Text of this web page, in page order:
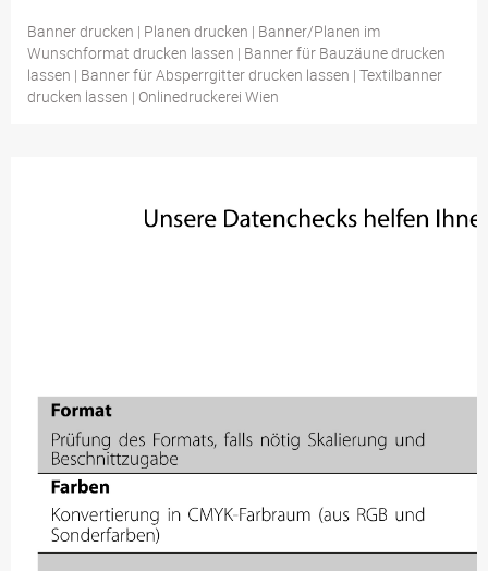
Banner drucken | Planen drucken | Banner/Planen im
Wunschformat drucken lassen | Banner für Bauzäune drucken
lassen | Banner für Absperrgitter drucken lassen | Textilbanner
drucken lassen | Onlinedruckerei Wien